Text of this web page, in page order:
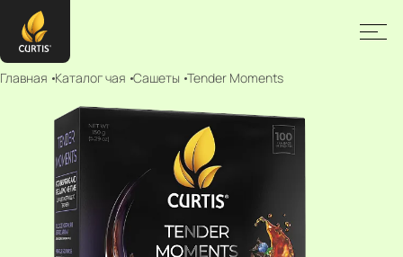
Главная Каталог чая Сашеты Tender Moments